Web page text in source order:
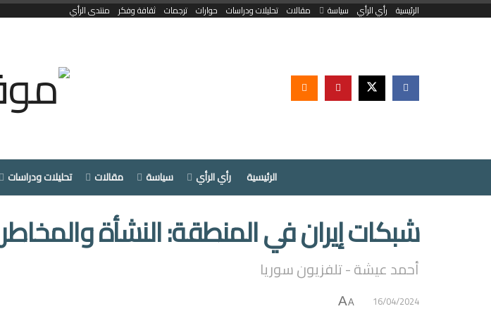
الرئيسية رأي الرأي سياسة مقالات تحليلات ودراسات حوارات ترجمات ثقافة وفكر منتدى الرأي
الرئيسية رأي الرأي سياسة مقالات تحليلات ودراسات
شبكات إيران في المنطقة: النشأة والمخاطر
أحمد عيشة - تلفزيون سوريا
16/04/2024
A
A